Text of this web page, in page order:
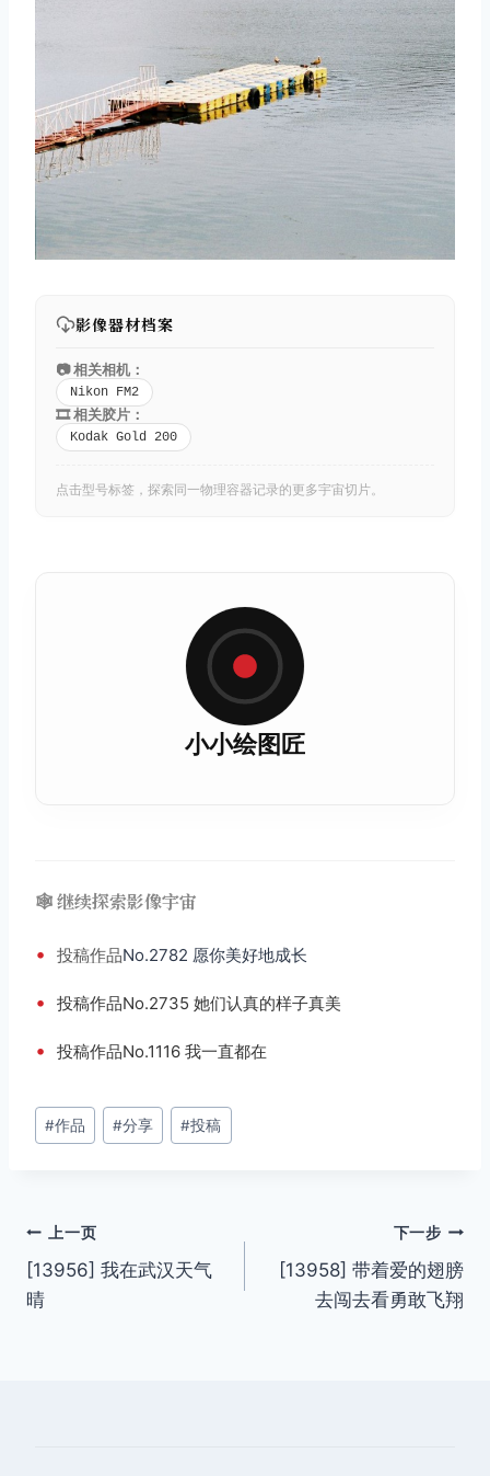
影像器材档案
📷 相关相机：
Nikon FM2
🎞️ 相关胶片：
Kodak Gold 200
点击型号标签，探索同一物理容器记录的更多宇宙切片。
小小绘图匠
🕸️ 继续探索影像宇宙
• 投稿作品No.2782 愿你美好地成长
• 投稿作品No.2735 她们认真的样子真美
• 投稿作品No.1116 我一直都在
文
章
#作品 #分享 #投稿
文
章
上一页
[13956] 我在武汉天气
晴
下一步
[13958] 带着爱的翅膀
去闯去看勇敢飞翔